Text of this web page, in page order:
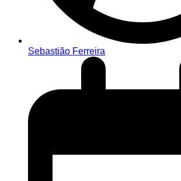
Sebastião Ferreira